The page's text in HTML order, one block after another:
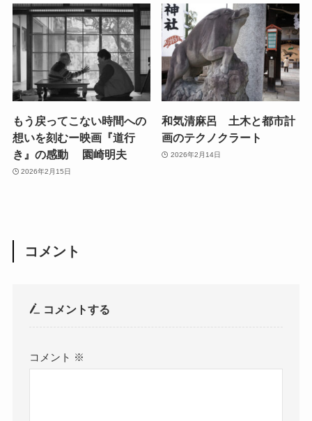
もう戻ってこない時間への
想いを刻むー映画『道行
き』の感動 園崎明夫
2026年2月15日
和気清麻呂 土木と都市計
画のテクノクラート
2026年2月14日
コメント
コメントする
コメント ※